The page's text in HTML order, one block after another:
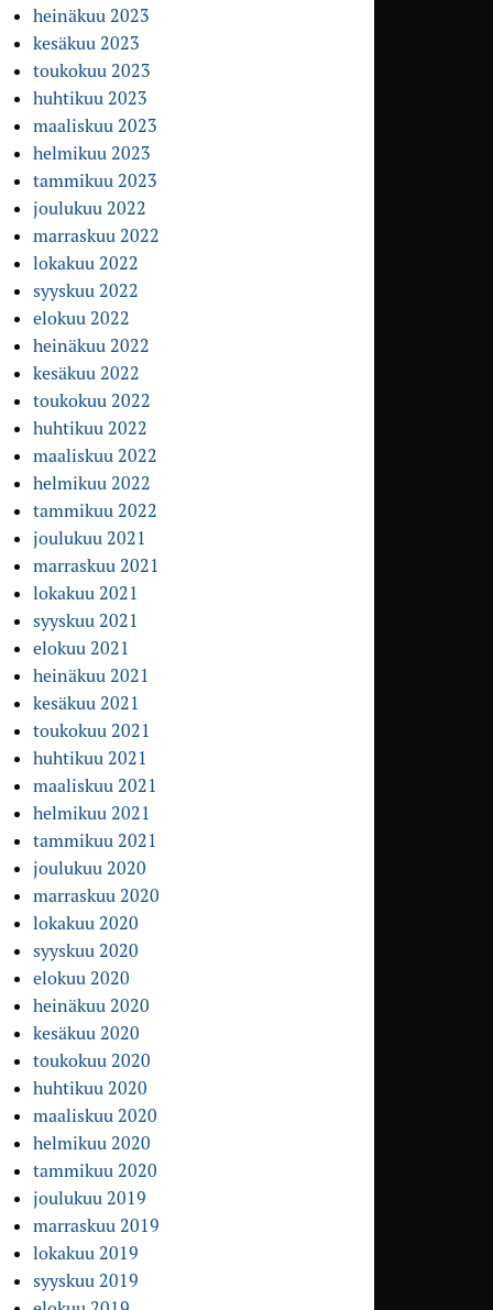
heinäkuu 2023
kesäkuu 2023
toukokuu 2023
huhtikuu 2023
maaliskuu 2023
helmikuu 2023
tammikuu 2023
joulukuu 2022
marraskuu 2022
lokakuu 2022
syyskuu 2022
elokuu 2022
heinäkuu 2022
kesäkuu 2022
toukokuu 2022
huhtikuu 2022
maaliskuu 2022
helmikuu 2022
tammikuu 2022
joulukuu 2021
marraskuu 2021
lokakuu 2021
syyskuu 2021
elokuu 2021
heinäkuu 2021
kesäkuu 2021
toukokuu 2021
huhtikuu 2021
maaliskuu 2021
helmikuu 2021
tammikuu 2021
joulukuu 2020
marraskuu 2020
lokakuu 2020
syyskuu 2020
elokuu 2020
heinäkuu 2020
kesäkuu 2020
toukokuu 2020
huhtikuu 2020
maaliskuu 2020
helmikuu 2020
tammikuu 2020
joulukuu 2019
marraskuu 2019
lokakuu 2019
syyskuu 2019